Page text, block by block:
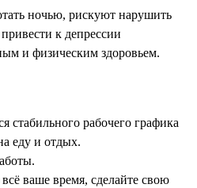
ночью, рискуют нарушить
к депрессии
и физическим здоровьем.
стабильного рабочего графика
еду и отдых.
ваше время, сделайте свою